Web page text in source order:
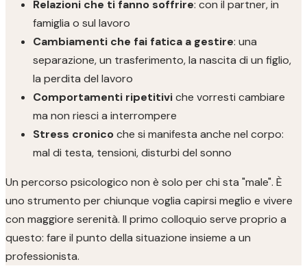
Relazioni che ti fanno soffrire: con il partner, in
famiglia o sul lavoro
Cambiamenti che fai fatica a gestire: una
separazione, un trasferimento, la nascita di un figlio,
la perdita del lavoro
Comportamenti ripetitiviche vorresti cambiare
ma non riesci a interrompere
Stress cronicoche si manifesta anche nel corpo:
mal di testa, tensioni, disturbi del sonno
Un percorso psicologico non è solo per chi sta "male". È
uno strumento per chiunque voglia capirsi meglio e vivere
con maggiore serenità. Il primo colloquio serve proprio a
questo: fare il punto della situazione insieme a un
professionista.